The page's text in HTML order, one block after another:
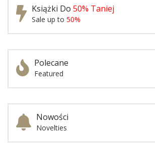
Książki Do 50% Taniej
Sale up to 50%
Polecane
Featured
Nowości
Novelties